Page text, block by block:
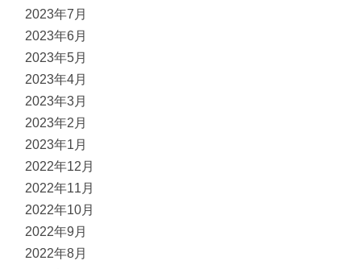
2023年7月
2023年6月
2023年5月
2023年4月
2023年3月
2023年2月
2023年1月
2022年12月
2022年11月
2022年10月
2022年9月
2022年8月